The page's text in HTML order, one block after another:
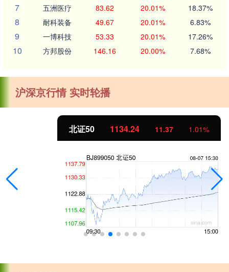
7 五洲医疗 83.62 20.01% 18.37%
8 耐科装备 49.67 20.01% 6.83%
9 一博科技 53.33 20.01% 17.26%
10 方邦股份 146.16 20.00% 7.68%
沪深京行情 实时轮播
北证50 1134.24 11.37 1.01%